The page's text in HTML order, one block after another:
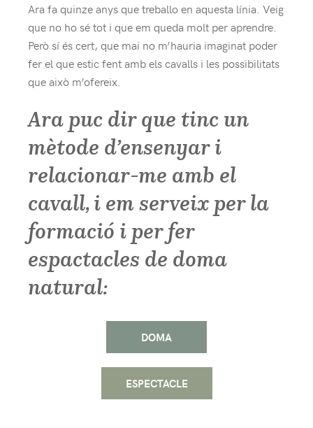
Ara fa quinze anys que treballo en aquesta línia. Veig
que no ho sé tot i que em queda molt per aprendre.
Però sí és cert, que mai no m’hauria imaginat poder
fer el que estic fent amb els cavalls i les possibilitats
que això m’ofereix.
Ara puc dir que tinc un
mètode d’ensenyar i
relacionar-me amb el
cavall, i em serveix per la
formació i per fer
espactacles de doma
natural:
DOMA
ESPECTACLE